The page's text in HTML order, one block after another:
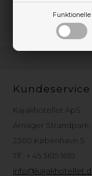
Funktionelle
Kundeservice
Kajakhotellet ApS
Amager Strandpark,
2300 København S
Tlf.: + 45 3615 1610